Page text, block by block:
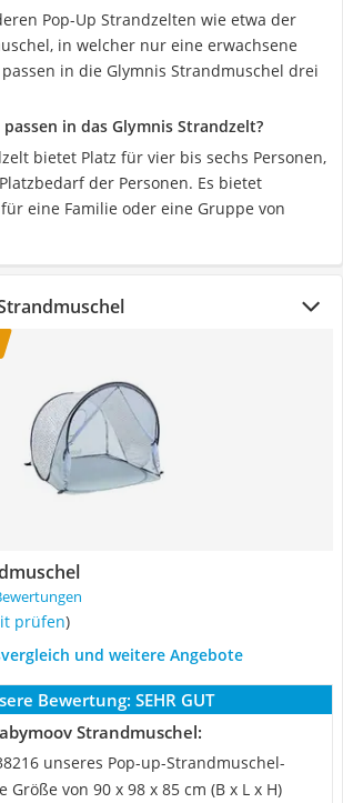
Pop-Up Strandzelten wie etwa der
in welcher nur eine erwachsene
in die Glymnis Strandmuschel drei
in das Glymnis Strandzelt?
bietet Platz für vier bis sechs Personen,
der Personen. Es bietet
eine Familie oder eine Gruppe von
prüfen)
und weitere Angebote
Bewertung: SEHR GUT
Strandmuschel:
unseres Pop-up-Strandmuschel-
Größe von 90 x 98 x 85 cm (B x L x H)